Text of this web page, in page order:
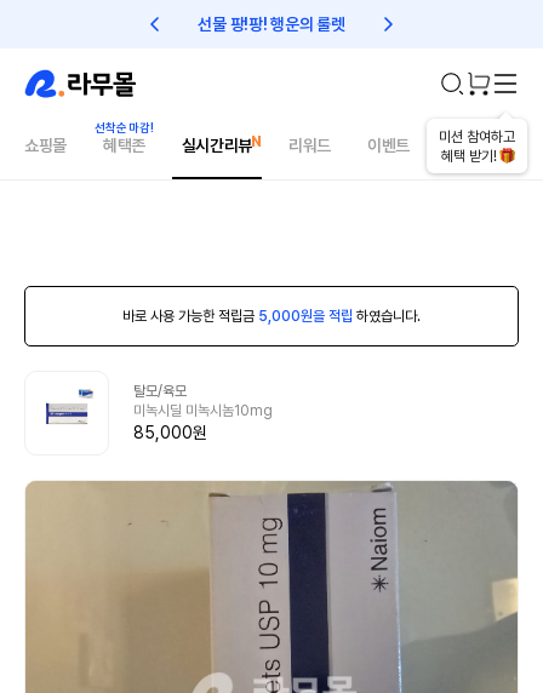
선물 팡!팡! 행운의 룰렛 친구초대 1만원 리워드!
미션 참여하고
혜택 받기!
쇼핑몰 혜택존 실시간리뷰 리워드 이벤트 건강매거진
바로 사용 가능한 적립금 5,000원을 적립 하였습니다.
탈모/육모
미녹시딜 미녹시놈10mg
85,000원